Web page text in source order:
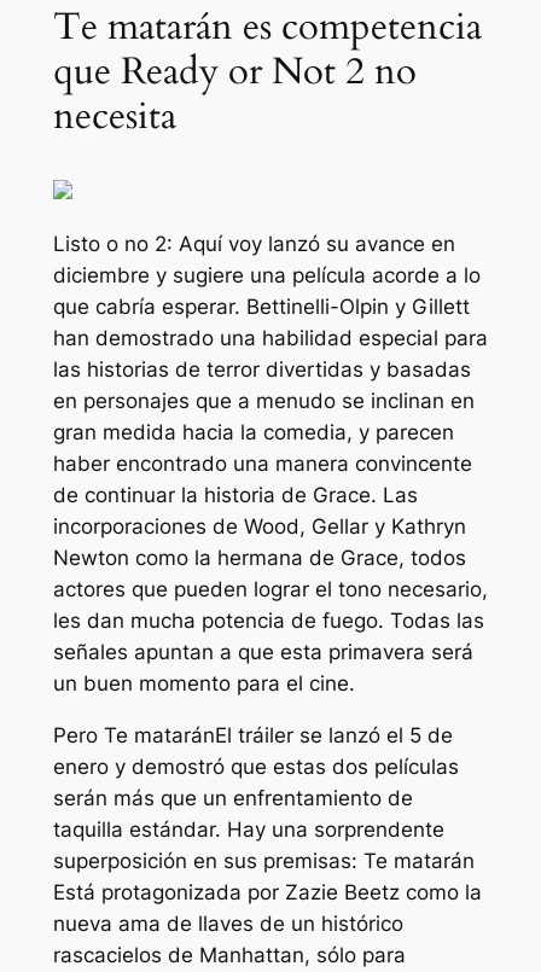
Te matarán es competencia
que Ready or Not 2 no
necesita
Listo o no 2: Aquí voylanzó su avance en
diciembre y sugiere una película acorde a lo
que cabría esperar. Bettinelli-Olpin y Gillett
han demostrado una habilidad especial para
las historias de terror divertidas y basadas
en personajes que a menudo se inclinan en
gran medida hacia la comedia, y parecen
haber encontrado una manera convincente
de continuar la historia de Grace. Las
incorporaciones de Wood, Gellar y Kathryn
Newton como la hermana de Grace, todos
actores que pueden lograr el tono necesario,
les dan mucha potencia de fuego. Todas las
señales apuntan a que esta primavera será
un buen momento para el cine.
Pero Te mataránEl tráiler se lanzó el 5 de
enero y demostró que estas dos películas
serán más que un enfrentamiento de
taquilla estándar. Hay una sorprendente
superposición en sus premisas: Te matarán
Está protagonizada por Zazie Beetz como la
nueva ama de llaves de un histórico
rascacielos de Manhattan, sólo para